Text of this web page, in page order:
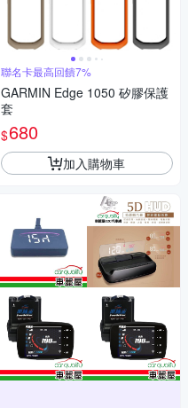
聯名卡最高回饋7%
GARMIN Edge 1050 矽膠保護
套
$680
加入購物車